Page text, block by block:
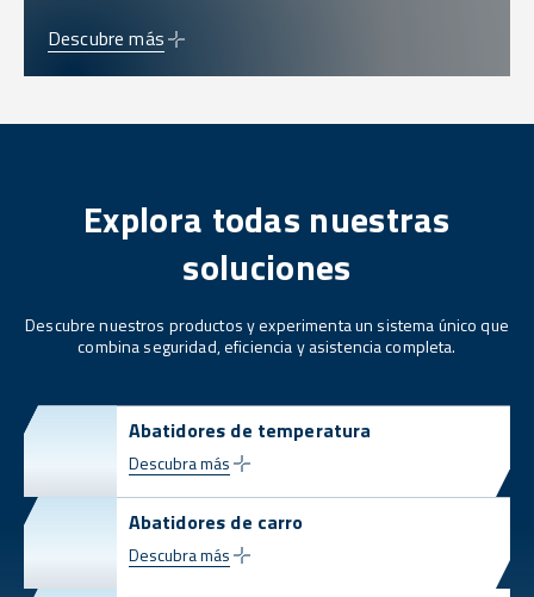
Descubre más
Explora todas nuestras
soluciones
Descubre nuestros productos y experimenta un sistema único que
combina seguridad, eficiencia y asistencia completa.
Abatidores de temperatura
Descubra más
Abatidores de carro
Descubra más